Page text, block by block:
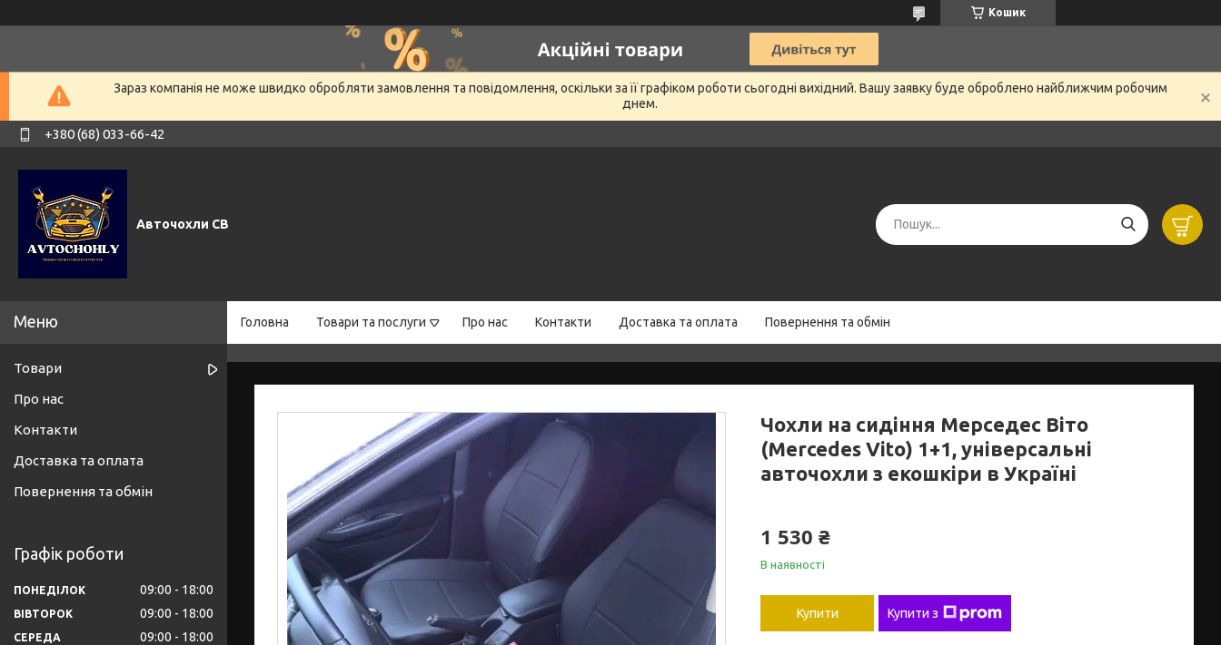
Кошик
Зараз компанія не може швидко обробляти замовлення та повідомлення, оскільки за її графіком роботи сьогодні вихідний. Вашу заявку буде оброблено найближчим робочим
днем.
+380 (68) 033-66-42
Авточохли СВ
Головна Товари та послуги Про нас Контакти Доставка та оплата Повернення та обмін
Чохли на сидіння Мерседес Віто
(Mercedes Vito) 1+1, універсальні
авточохли з екошкіри в Україні
1 530 ₴
В наявності
Купити Купити з
Товари
Про нас
Контакти
Доставка та оплата
Повернення та обмін
Графік роботи
ПОНЕДІЛОК 09:00 18:00
ВІВТОРОК 09:00 18:00
СЕРЕДА 09:00 18:00